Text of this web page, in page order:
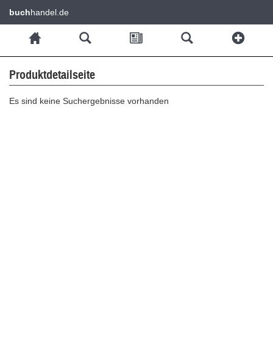
buchhandel.de
Produktdetailseite
Es sind keine Suchergebnisse vorhanden